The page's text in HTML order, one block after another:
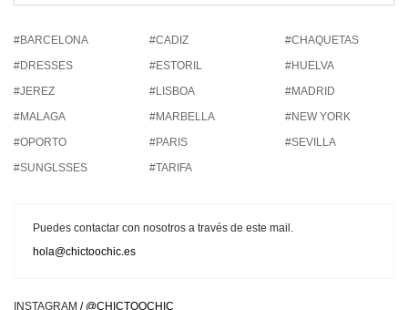
#BARCELONA #CADIZ
#CHAQUETAS
#DRESSES
#ESTORIL
#HUELVA
#JEREZ
#LISBOA
#MADRID
#MALAGA
#MARBELLA
#NEW YORK
#OPORTO
#PARIS
#SEVILLA
#SUNGLSSES
#TARIFA
Puedes contactar con nosotros a través de este mail.
hola@chictoochic.es
INSTAGRAM / @CHICTOOCHIC